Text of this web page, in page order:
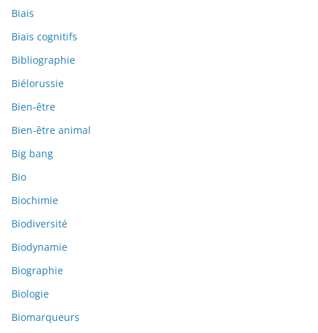
Biais
Biais cognitifs
Bibliographie
Biélorussie
Bien-être
Bien-être animal
Big bang
Bio
Biochimie
Biodiversité
Biodynamie
Biographie
Biologie
Biomarqueurs